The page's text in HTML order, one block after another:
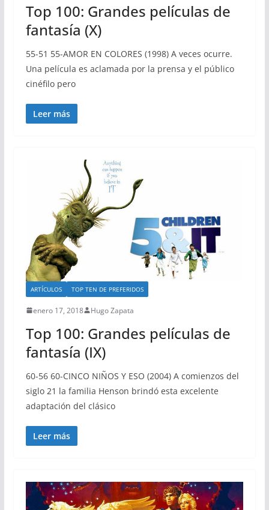
Top 100: Grandes películas de
fantasía (X)
55-51 55-AMOR EN COLORES (1998) A veces ocurre.
Una película es aclamada por la prensa y el público
cinéfilo pero
Leer más
ARTÍCULOS TOP TEN DE PREFERIDOS
enero 17, 2018 Hugo Zapata
Top 100: Grandes películas de
fantasía (IX)
60-56 60-CINCO NIÑOS Y ESO (2004) A comienzos del
siglo 21 la familia Henson brindó esta excelente
adaptación del clásico
Leer más